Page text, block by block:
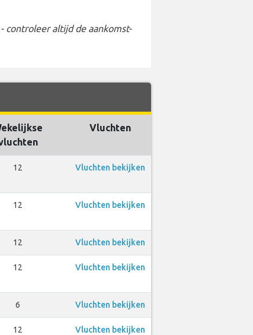
controleer altijd de aankomst-
Vluchten
12 Vluchten bekijken
12 Vluchten bekijken
12 Vluchten bekijken
12 Vluchten bekijken
6 Vluchten bekijken
12 Vluchten bekijken